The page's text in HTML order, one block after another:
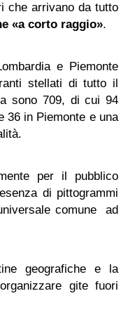
che arrivano da tutto
«a corto raggio».
e Piemonte
stellati di tutto il
sono 709, di cui 94
36 in Piemonte e una
per il pubblico
di pittogrammi
comune ad
geografiche e la
gite fuori